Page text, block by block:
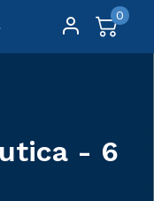
0
- 6